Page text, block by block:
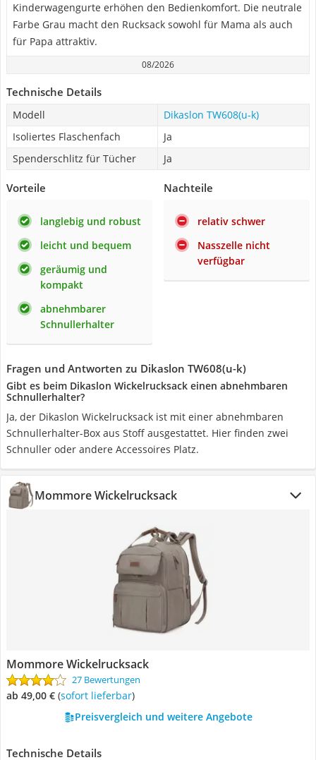
Kinderwagengurte erhöhen den Bedienkomfort. Die neutrale
Farbe Grau macht den Rucksack sowohl für Mama als auch
für Papa attraktiv.
08/2026
Technische Details
Modell
Dikaslon TW608(u-k)
Isoliertes Flaschenfach
Ja
Spenderschlitz für Tücher
Ja
Vorteile
langlebig und robust
leicht und bequem
geräumig und
kompakt
abnehmbarer
Schnullerhalter
Nachteile
relativ schwer
Nasszelle nicht
verfügbar
Fragen und Antworten zu Dikaslon TW608(u-k)
Gibt es beim Dikaslon Wickelrucksack einen abnehmbaren
Schnullerhalter?
Ja, der Dikaslon Wickelrucksack ist mit einer abnehmbaren
Schnullerhalter-Box aus Stoff ausgestattet. Hier finden zwei
Schnuller oder andere Accessoires Platz.
Mommore Wickelrucksack
Mommore Wickelrucksack
27 Bewertungen
ab 49,00 € ( Sofort lieferbar)
Preisvergleich und weitere Angebote
Technische Details